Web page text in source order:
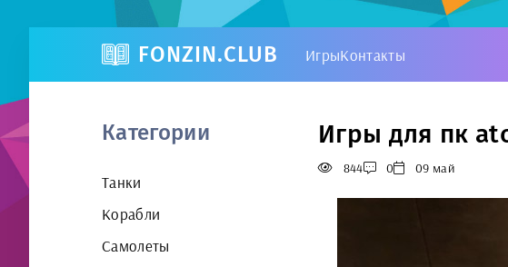
FONZIN.CLUB ИгрыКонтакты
Категории
Танки
Корабли
Самолеты
Игры для пк
844 0 09 май